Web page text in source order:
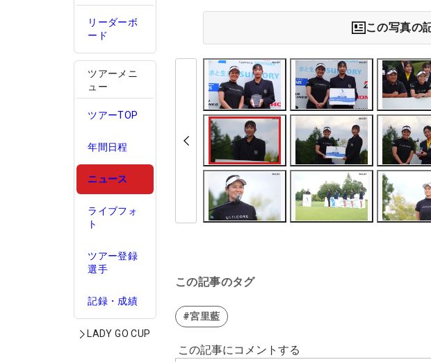
リーダーボ
ード
ツアーメニ
ュー
ツアーTOP
年間日程
ニュース
ライブフォ
ト
ツアー登録
選手
記録・成績
LADY GO CUP
この写真の
この記事のタグ
#宮里藍